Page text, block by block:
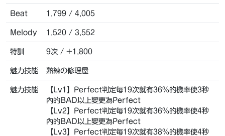
Beat 1,799 / 4,005
Melody 1,520 / 3,552
特訓 9次 / +1,800
魅力技能 熟練の修理屋
魅力技能
【Lv1】Perfect判定每19次就有36%的機率使3秒
內的BAD以上變更為Perfect
【Lv2】Perfect判定每19次就有36%的機率使4秒
內的BAD以上變更為Perfect
【Lv3】Perfect判定每19次就有38%的機率使4秒